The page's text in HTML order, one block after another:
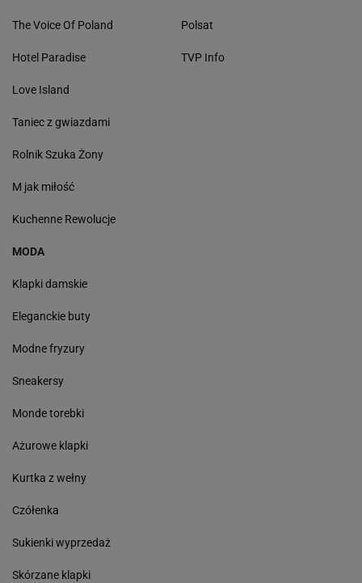
The Voice Of Poland
Hotel Paradise
Love Island
Taniec z gwiazdami
Rolnik Szuka Żony
M jak miłość
Kuchenne Rewolucje
Polsat
TVP Info
MODA
Klapki damskie
Eleganckie buty
Modne fryzury
Sneakersy
Monde torebki
Ażurowe klapki
Kurtka z wełny
Czółenka
Sukienki wyprzedaż
Skórzane klapki